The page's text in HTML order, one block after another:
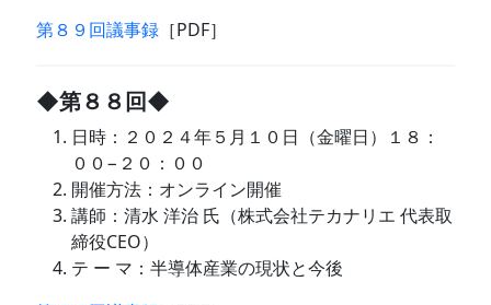
第８９回議事録 ［PDF］
◆第８８回◆
日時：２０２４年５月１０日（金曜日）１８：
００−２０：００
開催方法：オンライン開催
講師：清水 洋治 氏（株式会社テカナリエ 代表取
締役CEO）
テ ー マ：半導体産業の現状と今後